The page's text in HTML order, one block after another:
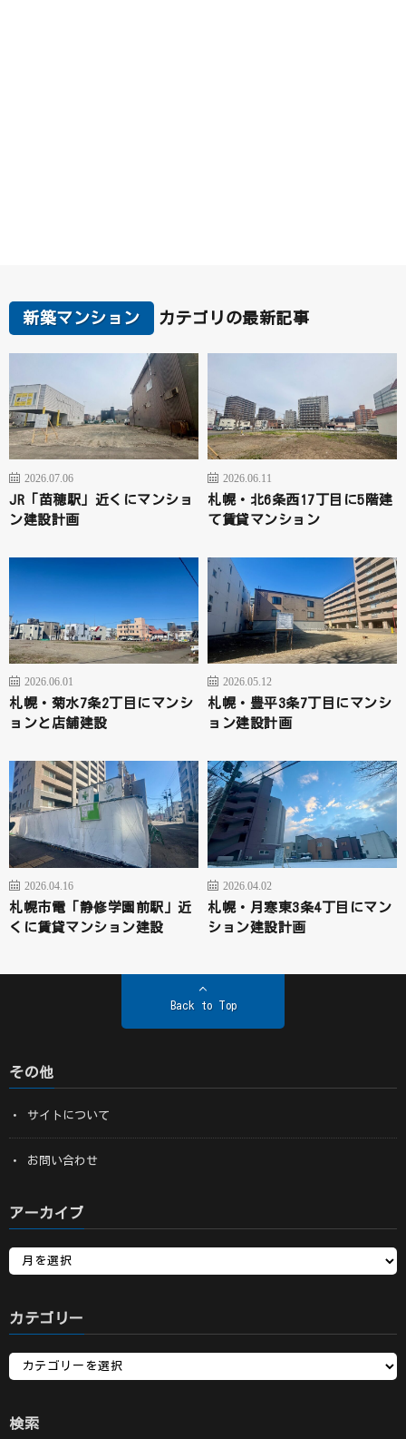
新築マンション カテゴリの最新記事
2026.07.06
JR「苗穂駅」近くにマンショ
ン建設計画
2026.06.11
札幌・北6条西17丁目に5階建
て賃貸マンション
2026.06.01
札幌・菊水7条2丁目にマンシ
ョンと店舗建設
2026.05.12
札幌・豊平3条7丁目にマンシ
ョン建設計画
2026.04.16
札幌市電「静修学園前駅」近
くに賃貸マンション建設
2026.04.02
札幌・月寒東3条4丁目にマン
ション建設計画
Back to Top
その他
サイトについて
お問い合わせ
アーカイブ
カテゴリー
検索